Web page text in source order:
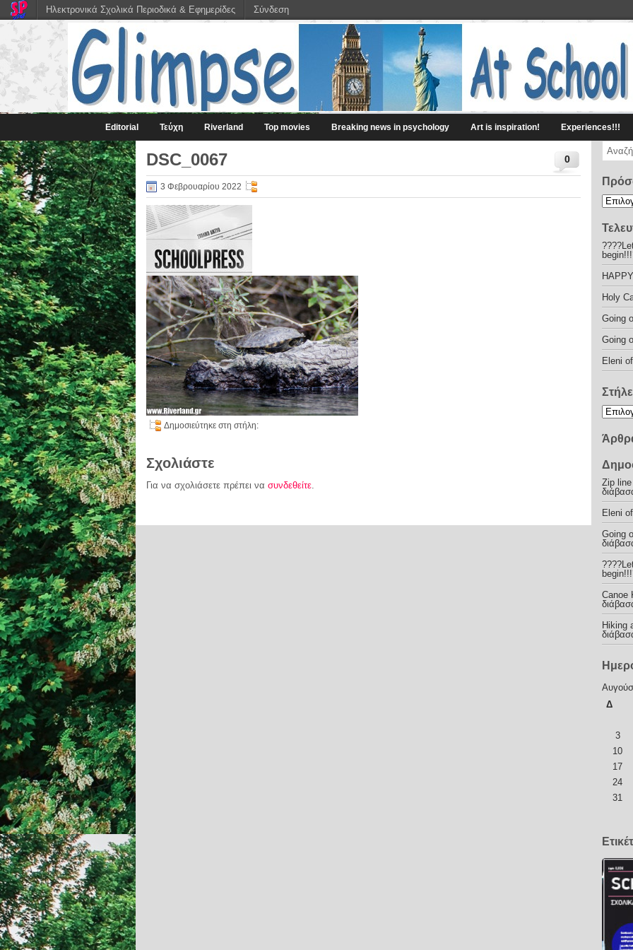
Editorial Τεύχη Riverland Top movies Breaking news in psychology Art is inspiration! Experiences!!!
0
DSC_0067
3 Φεβρουαρίου 2022
Δημοσιεύτηκε στη στήλη:
Σχολιάστε
Για να σχολιάσετε πρέπει να συνδεθείτε.
Holy
Going
Going
Eleni
Zip
Eleni
Going
Canoe
Hiking
Δ
3
10
17
24
31
Ηλεκτρονικά Σχολικά Περιοδικά & Εφημερίδες Σύνδεση